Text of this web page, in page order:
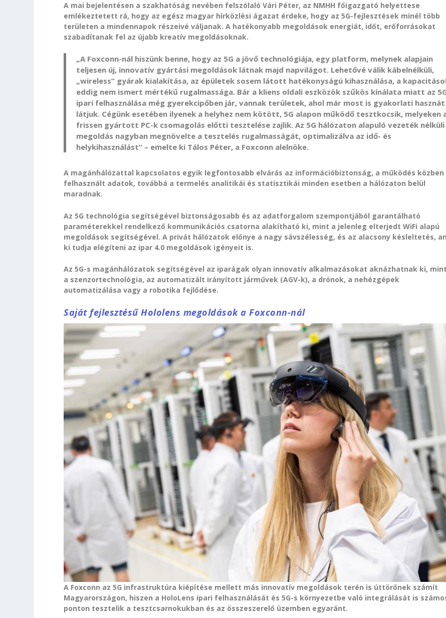
A mai bejelentésen a szakhatóság nevében felszólaló Vári Péter, az NMHH főigazgató helyettese
emlékeztetett rá, hogy az egész magyar hírközlési ágazat érdeke, hogy az 5G-fejlesztések minél több
területen a mindennapok részeivé váljanak. A hatékonyabb megoldások energiát, időt, erőforrásokat
szabadítanak fel az újabb kreatív megoldásoknak.
„A Foxconn-nál hiszünk benne, hogy az 5G a jövő technológiája, egy platform, melynek alapjain
teljesen új, innovatív gyártási megoldások látnak majd napvilágot. Lehetővé válik kábelnélküli,
„wireless” gyárak kialakítása, az épületek sosem látott hatékonyságú kihasználása, a
eddig nem ismert mértékű rugalmassága. Bár a kliens oldali eszközök szűkös kínálata miatt az
ipari felhasználása még gyerekcipőben jár, vannak területek, ahol már most is gyakorlati hasznát
látjuk. Cégünk esetében ilyenek a helyhez nem kötött, 5G alapon működő tesztkocsik, melyeken
frissen gyártott PC-k csomagolás előtti tesztelése zajlik. Az 5G hálózaton alapuló vezeték nélküli
megoldás nagyban megnövelte a tesztelés rugalmasságát, optimalizálva az idő- és
helykihasználást” – emelte ki Tálos Péter, a Foxconn alelnöke.
A magánhálózattal kapcsolatos egyik legfontosabb elvárás az információbiztonság, a működés közben
felhasznált adatok, továbbá a termelés analitikái és statisztikái minden esetben a hálózaton belül
maradnak.
Az 5G technológia segítségével biztonságosabb és az adatforgalom szempontjából garantálható
paraméterekkel rendelkező kommunikációs csatorna alakítható ki, mint a jelenleg elterjedt WiFi alapú
megoldások segítségével. A privát hálózatok előnye a nagy sávszélesség, és az alacsony késleltetés,
ki tudja elégíteni az ipar 4.0 megoldások igényeit is.
Az 5G-s magánhálózatok segítségével az iparágak olyan innovatív alkalmazásokat aknázhatnak ki, mint
a szenzortechnológia, az automatizált irányított járművek (AGV-k), a drónok, a nehézgépek
automatizálása vagy a robotika fejlődése.
Saját fejlesztésű Hololens megoldások a Foxconn-nál
A Foxconn az 5G infrastruktúra kiépítése mellett más innovatív megoldások terén is úttörőnek számít
Magyarországon, hiszen a HoloLens ipari felhasználását és 5G-s környezetbe való integrálását is
ponton tesztelik a tesztcsarnokukban és az összeszerelő üzemben egyaránt.